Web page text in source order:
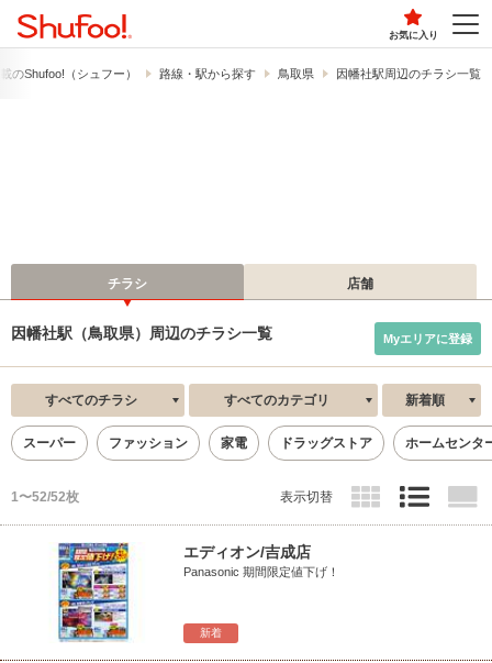
お気に入り
の​Shufoo!​（シュフー） 路線・駅から探す 鳥取県 因幡社駅周辺のチラシ一覧
チラシ 店舗
因幡社駅（鳥取県）周辺のチラシ一覧 Myエリアに登録
すべてのチラシ すべてのカテゴリ 新着順
スーパー ファッション 家電 ドラッグストア ホームセンタ
1〜52/52枚 表示切替
新着
エディオン/吉成店
Panasonic 期間限定値下げ！